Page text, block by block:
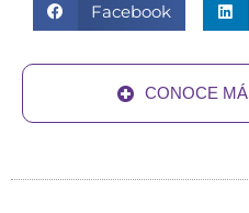
Facebook
CONOCE